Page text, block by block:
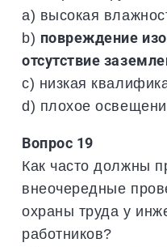
a) высокая
b) повреждение
отсутствие
c) низкая
d) плохое
Вопрос 19
Как часто должны
внеочередные
охраны труда у
работников?